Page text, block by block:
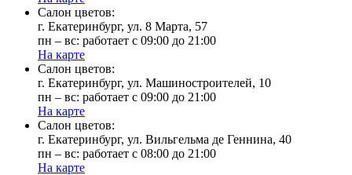
Cалон цветов:
г. Екатеринбург, ул. 8 Марта, 57
пн – вс: работает с 09:00 до 21:00
На карте
Cалон цветов:
г. Екатеринбург, ул. Машиностроителей, 10
пн – вс: работает с 09:00 до 21:00
На карте
Cалон цветов:
г. Екатеринбург, ул. Вильгельма де Геннина, 40
пн – вс: работает с 08:00 до 21:00
На карте